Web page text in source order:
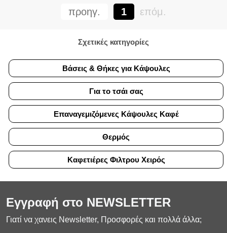
προηγ. 1 επόμ.
Σχετικές κατηγορίες
Βάσεις & Θήκες για Κάψουλες
Για το τσάι σας
Επαναγεμιζόμενες Κάψουλες Καφέ
Θερμός
Καφετιέρες Φιλτρου Χειρός
Εγγραφή στο NEWSLETTER
Γιατί να χανεις Newsletter, Προσφορές και πολλά άλλα;